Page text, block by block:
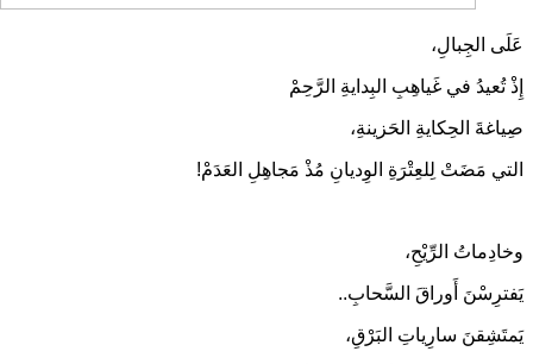
عَلَى الجِبالِ،
إِذْ تُعيدُ في غَياهِبِ البِدايةِ الرَّحِمْ
صِياغةَ الحِكايةِ الحَزينةِ،
التي مَضَتْ لِلعِتْرَةِ الوِديانِ مُذْ مَجاهِلِ العَدَمْ!
وخادِماتُ الرِّيْحِ،
يَفترِسْنَ أَوراقَ السَّحابِ..
يَمتَشِقنَ سارِياتِ البَرْقِ،